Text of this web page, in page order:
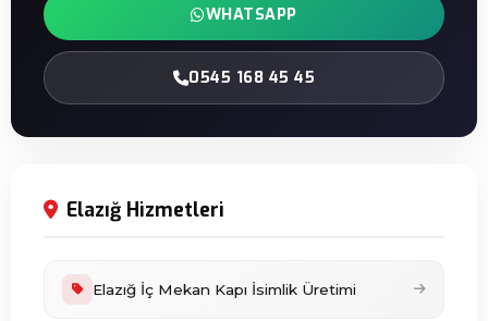
WHATSAPP
0545 168 45 45
Elazığ Hizmetleri
Elazığ İç Mekan Kapı İsimlik Üretimi